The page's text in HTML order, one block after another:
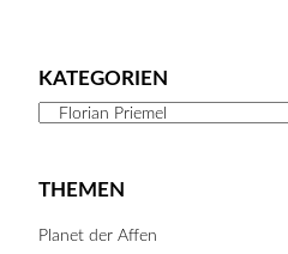
KATEGORIEN
Kategorien
THEMEN
Planet der Affen